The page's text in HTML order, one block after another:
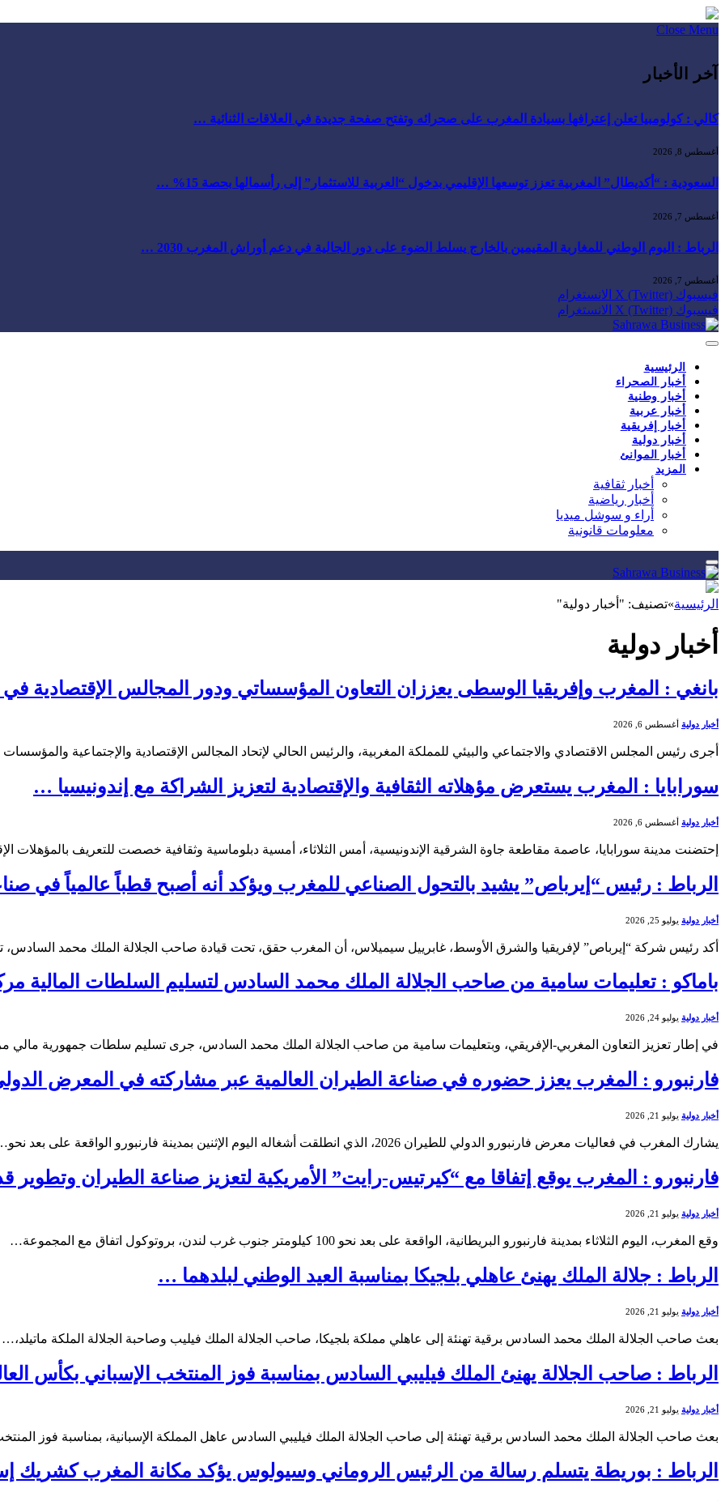
Close Menu
آخر الأخبار
كالي : كولومبيا تعلن إعترافها بسيادة المغرب على صحرائه وتفتح صفحة جديدة في العلاقات الثنائية …
أغسطس 8, 2026
السعودية : “أكديطال” المغربية تعزز توسعها الإقليمي بدخول “العربية للاستثمار” إلى رأسمالها بحصة 15% …
أغسطس 7, 2026
الرباط : اليوم الوطني للمغاربة المقيمين بالخارج يسلط الضوء على دور الجالية في دعم أوراش المغرب 2030 …
أغسطس 7, 2026
فيسبوك X (Twitter) الانستغرام
فيسبوك X (Twitter) الانستغرام
الرئيسية
أخبار الصحراء
أخبار وطنية
أخبار عربية
أخبار إفريقية
أخبار دولية
أخبار الموانئ
المزيد
أخبار ثقافية
أخبار رياضية
أراء و سوشل ميديا
معلومات قانونية
الرئيسية»تصنيف: "أخبار دولية"
أخبار دولية
بانغي : المغرب وإفريقيا الوسطى يعززان التعاون المؤسساتي ودور المجالس الإقتصادية في
أخبار دولية أغسطس 6, 2026
أجرى رئيس المجلس الاقتصادي والاجتماعي والبيئي للمملكة المغربية، والرئيس الحالي لإتحاد المجالس الإقتصادية والإجتماعية والمؤسسات
سورابايا : المغرب يستعرض مؤهلاته الثقافية والإقتصادية لتعزيز الشراكة مع إندونيسيا …
أخبار دولية أغسطس 6, 2026
إحتضنت مدينة سورابايا، عاصمة مقاطعة جاوة الشرقية الإندونيسية، أمس الثلاثاء، أمسية دبلوماسية وثقافية خصصت للتعريف بالمؤهلات
الرباط : رئيس “إيرباص” يشيد بالتحول الصناعي للمغرب ويؤكد أنه أصبح قطباً عالمياً في
أخبار دولية يوليو 25, 2026
أكد رئيس شركة “إيرباص” لإفريقيا والشرق الأوسط، غابرييل سيميلاس، أن المغرب حقق، تحت قيادة صاحب الجلالة الملك محمد السادس،
باماكو : تعليمات سامية من صاحب الجلالة الملك محمد السادس لتسليم السلطات المالية
أخبار دولية يوليو 24, 2026
في إطار تعزيز التعاون المغربي-الإفريقي، وبتعليمات سامية من صاحب الجلالة الملك محمد السادس، جرى تسليم سلطات جمهورية
فارنبورو : المغرب يعزز حضوره في صناعة الطيران العالمية عبر مشاركته في المعرض الدولي
أخبار دولية يوليو 21, 2026
يشارك المغرب في فعاليات معرض فارنبورو الدولي للطيران 2026، الذي انطلقت أشغاله اليوم الإثنين بمدينة فارنبورو الواقعة على بعد نحو…
فارنبورو : المغرب يوقع إتفاقا مع “كيرتيس-رايت” الأمريكية لتعزيز صناعة الطيران وتطوير
أخبار دولية يوليو 21, 2026
وقع المغرب، اليوم الثلاثاء بمدينة فارنبورو البريطانية، الواقعة على بعد نحو 100 كيلومتر جنوب غرب لندن، بروتوكول اتفاق مع المجموعة…
الرباط : جلالة الملك يهنئ عاهلي بلجيكا بمناسبة العيد الوطني لبلدهما …
أخبار دولية يوليو 21, 2026
بعث صاحب الجلالة الملك محمد السادس برقية تهنئة إلى عاهلي مملكة بلجيكا، صاحب الجلالة الملك فيليب وصاحبة الجلالة الملكة ماتيلد،…
الرباط : صاحب الجلالة يهنئ الملك فيليبي السادس بمناسبة فوز المنتخب الإسباني بكأس
أخبار دولية يوليو 21, 2026
بعث صاحب الجلالة الملك محمد السادس برقية تهنئة إلى صاحب الجلالة الملك فيليبي السادس عاهل المملكة الإسبانية، بمناسبة فوز
الرباط : بوريطة يتسلم رسالة من الرئيس الروماني وسيولوس يؤكد مكانة المغرب كشريك